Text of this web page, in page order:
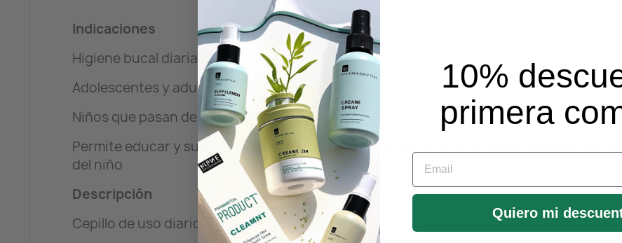
Indicaciones
Higiene bucal diaria en adultos, con mayor precisión.
Adolescentes y adultos con arcadas dentarias pequeñas y/o bocas con limitación de
Niños que pasan de un cepillo Junior a adulto.
Permite educar y supervisar la limpieza bucal en niños, ya que el mango se adapta a
del niño
Descripción
Cepillo de uso diario.
10%
primera
Email
Quiero mi